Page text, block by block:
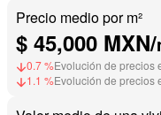
Precio medio por m²
$ 45,000 MXN/
0.7 %Evolución de precios
1.1 %Evolución de precios